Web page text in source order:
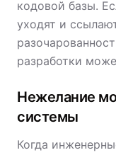
кодовой базы.
уходят и
разработки
Нежелание
системы
Когда